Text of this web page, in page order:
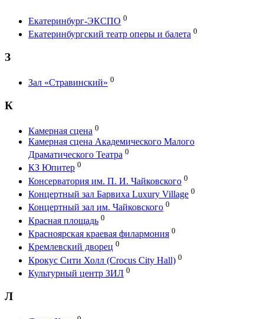
Екатеринбург-ЭКСПО 0
Екатеринбургский театр оперы и балета 0
З
Зал «Стравинский» 0
К
Камерная сцена 0
Камерная сцена Академического Малого
Драматического Театра 0
КЗ Юпитер 0
Консерватория им. П. И. Чайковского 0
Концертный зал Барвиха Luxury Village 0
Концертный зал им. Чайковского 0
Красная площадь 0
Красноярская краевая филармония 0
Кремлевский дворец 0
Крокус Сити Холл (Crocus City Hall) 0
Культурный центр ЗИЛ 0
Л